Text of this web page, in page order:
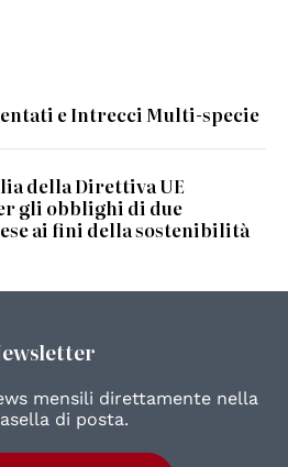
e Intrecci Multi-specie
della Direttiva UE
gli obblighi di due
ai fini della sostenibilità
mensili direttamente nella
di posta.